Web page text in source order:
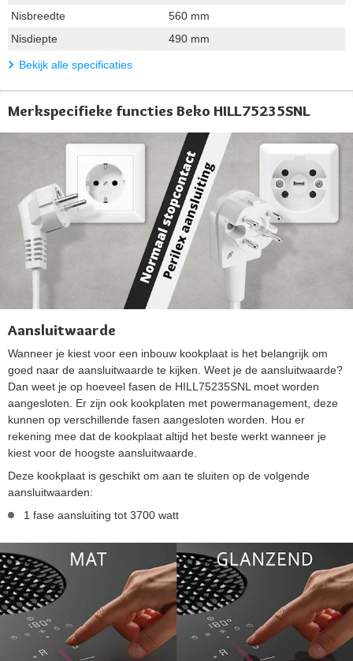
Nisbreedte
560 mm
Nisdiepte
490 mm
Bekijk alle specificaties
Merkspecifieke functies Beko HILL75235SNL
Aansluitwaarde
Wanneer je kiest voor een inbouw kookplaat is het belangrijk om
goed naar de aansluitwaarde te kijken. Weet je de aansluitwaarde?
Dan weet je op hoeveel fasen de HILL75235SNL moet worden
aangesloten. Er zijn ook kookplaten met powermanagement, deze
kunnen op verschillende fasen aangesloten worden. Hou er
rekening mee dat de kookplaat altijd het beste werkt wanneer je
kiest voor de hoogste aansluitwaarde.
Deze kookplaat is geschikt om aan te sluiten op de volgende
aansluitwaarden:
1 fase aansluiting tot 3700 watt